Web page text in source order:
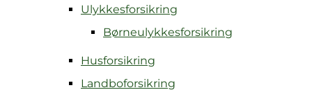
Ulykkesforsikring
Børneulykkesforsikring
Husforsikring
Landboforsikring